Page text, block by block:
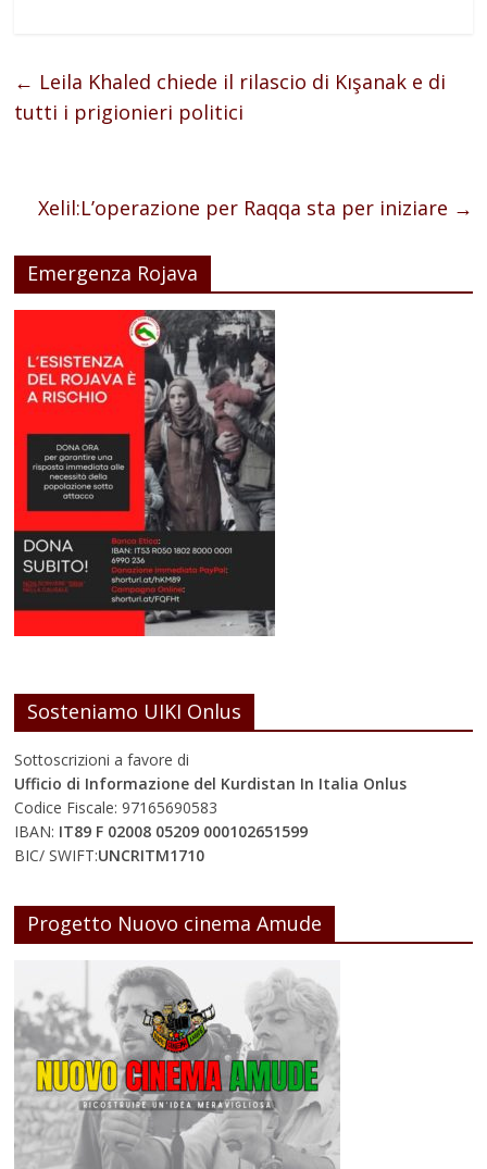
← Leila Khaled chiede il rilascio di Kışanak e di
tutti i prigionieri politici
Xelil:L’operazione per Raqqa sta per iniziare →
Emergenza Rojava
Sosteniamo UIKI Onlus
Sottoscrizioni a favore di
Ufficio di Informazione del Kurdistan In Italia Onlus
Codice Fiscale: 97165690583
IBAN: IT89 F 02008 05209 000102651599
BIC/ SWIFT:UNCRITM1710
Progetto Nuovo cinema Amude